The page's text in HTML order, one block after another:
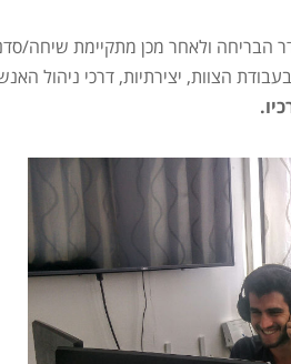
ולאחר מכן מתקיימת שיחה/
הצוות, יצירתיות, דרכי ניהול